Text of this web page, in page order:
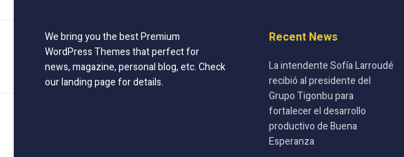
We bring you the best Premium
WordPress Themes that perfect for
news, magazine, personal blog, etc. Check
our landing page for details.
Recent News
La intendente Sofía Larroudé
recibió al presidente del
Grupo Tigonbu para
fortalecer el desarrollo
productivo de Buena
Esperanza